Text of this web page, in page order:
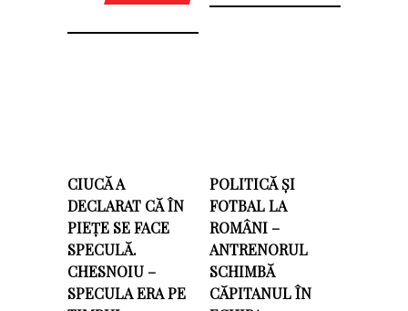
CIUCĂ A
DECLARAT CĂ ÎN
PIEȚE SE FACE
SPECULĂ.
CHESNOIU –
SPECULA ERA PE
POLITICĂ ȘI
FOTBAL LA
ROMÂNI –
ANTRENORUL
SCHIMBĂ
CĂPITANUL ÎN